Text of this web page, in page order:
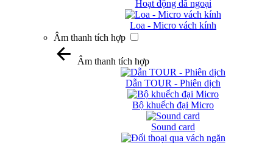
Hoạt động dã ngoại
Loa - Micro vách kính
Âm thanh tích hợp
Âm thanh tích hợp
Dẫn TOUR - Phiên dịch
Bộ khuếch đại Micro
Sound card